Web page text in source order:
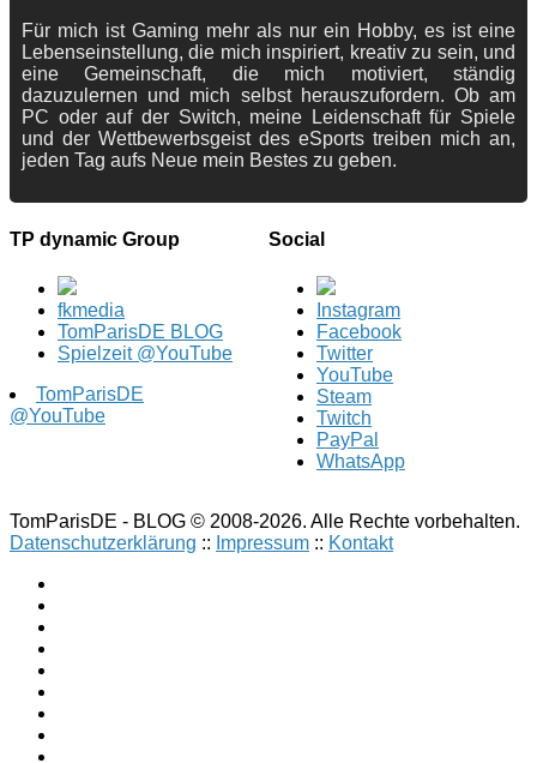
Für mich ist Gaming mehr als nur ein Hobby, es ist eine
Lebenseinstellung, die mich inspiriert, kreativ zu sein, und
eine Gemeinschaft, die mich motiviert, ständig
dazuzulernen und mich selbst herauszufordern. Ob am
PC oder auf der Switch, meine Leidenschaft für Spiele
und der Wettbewerbsgeist des eSports treiben mich an,
jeden Tag aufs Neue mein Bestes zu geben.
TP dynamic Group
fkmedia
TomParisDE BLOG
Spielzeit @YouTube
TomParisDE
@YouTube
Social
Instagram
Facebook
Twitter
YouTube
Steam
Twitch
PayPal
WhatsApp
TomParisDE - BLOG © 2008-2026. Alle Rechte vorbehalten.
Datenschutzerklärung :: Impressum :: Kontakt